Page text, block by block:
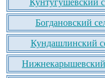
Богдановский
Кундашлинский
Нижнекарышевский